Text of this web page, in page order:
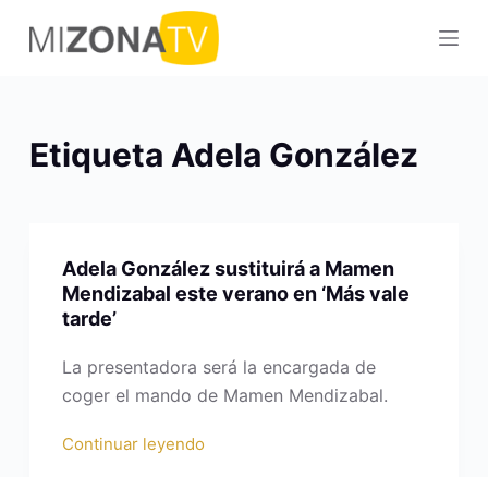
S
a
aEtiqueta Adela González
Adela González sustituirá a Mamen
Mendizabal este verano en ‘Más vale
tarde’
La presentadora será la encargada de
coger el mando de Mamen Mendizabal.
Continuar leyendo